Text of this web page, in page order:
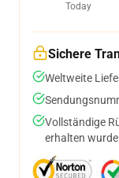
Today
Sichere
Weltweite
Vollständige
erhalten wurde